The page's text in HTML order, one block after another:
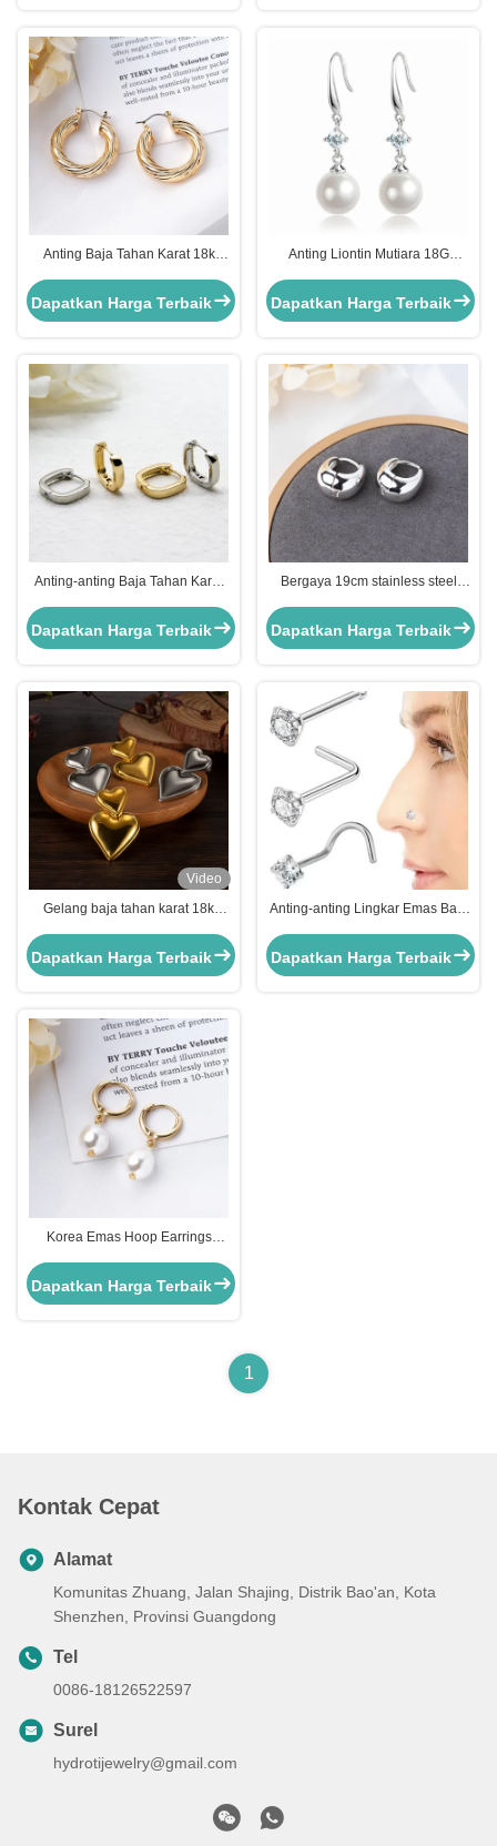
Anting Baja Tahan Karat 18k
Anting Hoop Lapis Emas untuk
Wanita
Dapatkan Harga Terbaik
Anting Liontin Mutiara 18G
Perempuan Remaja Anting
Huggies Pirus
Dapatkan Harga Terbaik
Anting-anting Baja Tahan Karat
Anting-anting Bentuk Geometris
Persegi
Dapatkan Harga Terbaik
Bergaya 19cm stainless steel
Silver Hoop Huggie
Dapatkan Harga Terbaik
Video
Gelang baja tahan karat 18k
karat dilapisi emas
Dapatkan Harga Terbaik
Anting-anting Lingkar Emas Baja
Steel
Dapatkan Harga Terbaik
Korea Emas Hoop Earrings
Dapatkan Harga Terbaik
1
Kontak Cepat
Alamat
Komunitas Zhuang, Jalan Shajing, Distrik Bao'an, Kota
Shenzhen, Provinsi Guangdong
Tel
0086-18126522597
Surel
hydrotijewelry@gmail.com